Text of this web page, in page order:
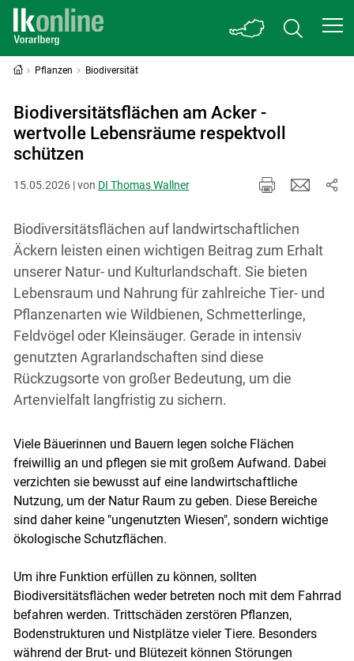
Skip to main content
Pflanzen Biodiversität
Biodiversitätsflächen am Acker -
wertvolle Lebensräume respektvoll
schützen
15.05.2026 | von DI Thomas Wallner
Biodiversitätsflächen auf landwirtschaftlichen
Äckern leisten einen wichtigen Beitrag zum Erhalt
unserer Natur- und Kulturlandschaft. Sie bieten
Lebensraum und Nahrung für zahlreiche Tier- und
Pflanzenarten wie Wildbienen, Schmetterlinge,
Feldvögel oder Kleinsäuger. Gerade in intensiv
genutzten Agrarlandschaften sind diese
Rückzugsorte von großer Bedeutung, um die
Artenvielfalt langfristig zu sichern.
Viele Bäuerinnen und Bauern legen solche Flächen
freiwillig an und pflegen sie mit großem Aufwand. Dabei
verzichten sie bewusst auf eine landwirtschaftliche
Nutzung, um der Natur Raum zu geben. Diese Bereiche
sind daher keine "ungenutzten Wiesen", sondern wichtige
ökologische Schutzflächen.
Um ihre Funktion erfüllen zu können, sollten
Biodiversitätsflächen weder betreten noch mit dem Fahrrad
befahren werden. Trittschäden zerstören Pflanzen,
Bodenstrukturen und Nistplätze vieler Tiere. Besonders
während der Brut- und Blütezeit können Störungen